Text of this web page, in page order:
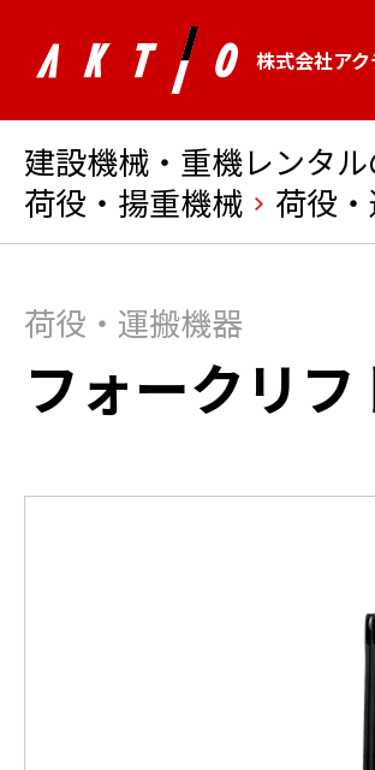
株式会社アク
建設機械・重機レンタ
荷役・揚重機械
荷役
荷役・運搬機器
フォークリフ